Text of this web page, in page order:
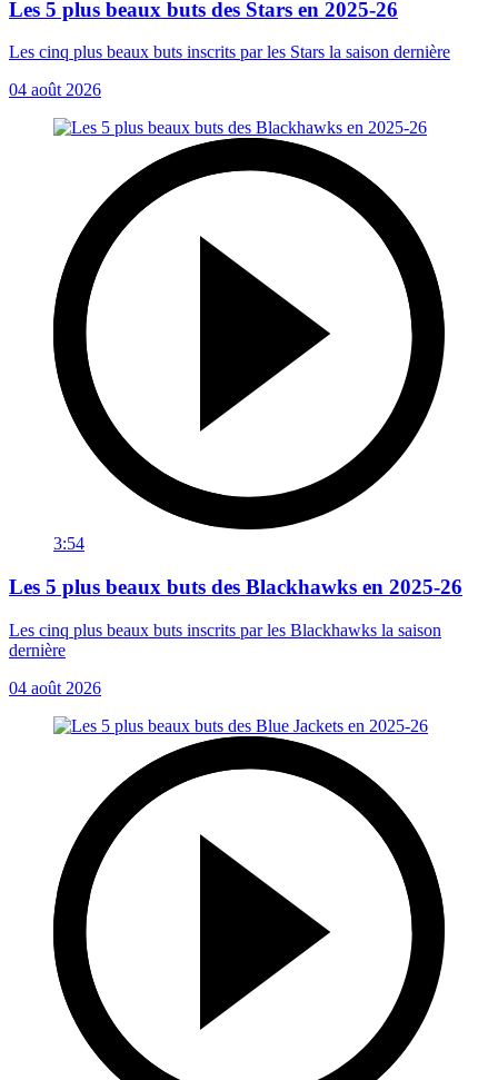
Les 5 plus beaux buts des Stars en 2025-26
Les cinq plus beaux buts inscrits par les Stars la saison dernière
04 août 2026
3:54
Les 5 plus beaux buts des Blackhawks en 2025-26
Les cinq plus beaux buts inscrits par les Blackhawks la saison
dernière
04 août 2026